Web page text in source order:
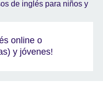
online o
y jóvenes!